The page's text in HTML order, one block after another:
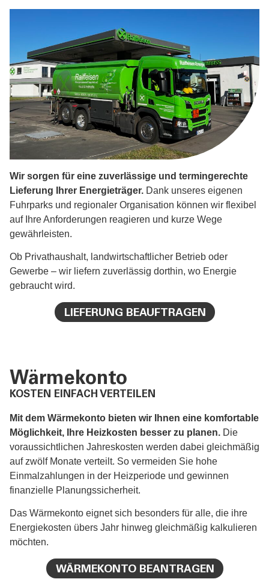
Wir sorgen für eine zuverlässige und termingerechte
Lieferung Ihrer Energieträger. Dank unseres eigenen
Fuhrparks und regionaler Organisation können wir flexibel
auf Ihre Anforderungen reagieren und kurze Wege
gewährleisten.
Ob Privathaushalt, landwirtschaftlicher Betrieb oder
Gewerbe – wir liefern zuverlässig dorthin, wo Energie
gebraucht wird.
LIEFERUNG BEAUFTRAGEN
Wärmekonto
KOSTEN EINFACH VERTEILEN
Mit dem Wärmekonto bieten wir Ihnen eine komfortable
Möglichkeit, Ihre Heizkosten besser zu planen. Die
voraussichtlichen Jahreskosten werden dabei gleichmäßig
auf zwölf Monate verteilt. So vermeiden Sie hohe
Einmalzahlungen in der Heizperiode und gewinnen
finanzielle Planungssicherheit.
Das Wärmekonto eignet sich besonders für alle, die ihre
Energiekosten übers Jahr hinweg gleichmäßig kalkulieren
möchten.
WÄRMEKONTO BEANTRAGEN